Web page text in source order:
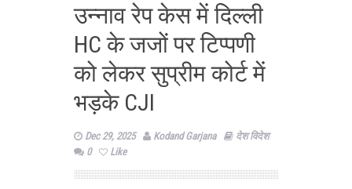
उन्नाव रेप केस में दिल्ली
HC के जजों पर टिप्पणी
को लेकर सुप्रीम कोर्ट में
भड़के CJI
Dec 29, 2025 Kodand Garjana
देश विदेश
0
Like